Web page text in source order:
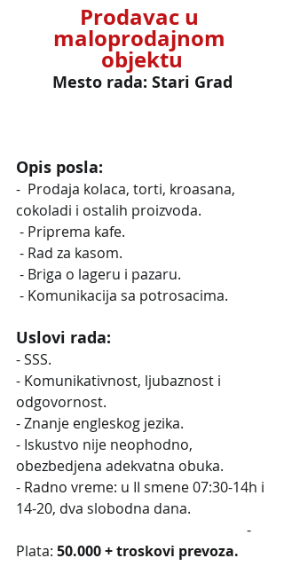
Prodavac u
maloprodajnom
objektu
Mesto rada: Stari Grad
Opis posla:
-  Prodaja kolaca, torti, kroasana,
cokoladi i ostalih proizvoda.
- Priprema kafe.
- Rad za kasom.
- Briga o lageru i pazaru.
- Komunikacija sa potrosacima.
Uslovi rada:
- SSS.
- Komunikativnost, ljubaznost i
odgovornost.
- Znanje engleskog jezika.
- Iskustvo nije neophodno,
obezbedjena adekvatna obuka.
- Radno vreme: u II smene 07:30-14h i
14-20, dva slobodna dana.
                                                                 -
Plata: 50.000 + troskovi prevoza.